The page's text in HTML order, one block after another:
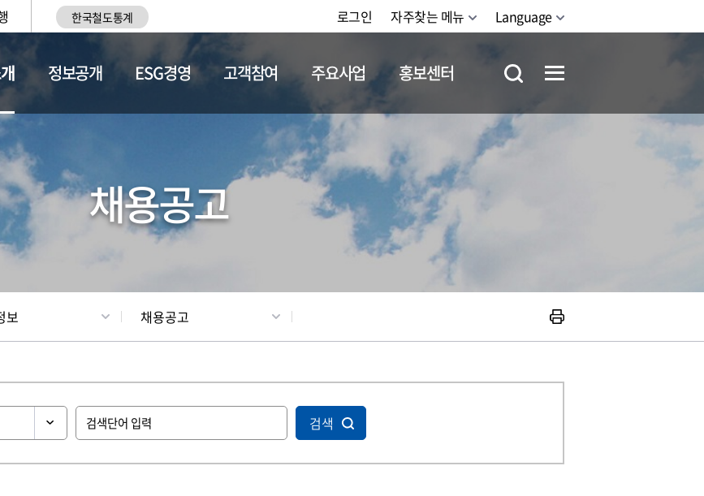
한국철도통계 로그인 자주찾는 메뉴 Language
채용정보
정보공개 ESG경영 고객참여 주요사업 홍보센터
채용공고
보 채용공고
검색